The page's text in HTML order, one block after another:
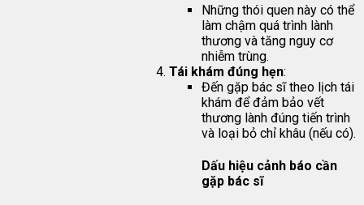
Những thói quen này có thể
làm chậm quá trình lành
thương và tăng nguy cơ
nhiễm trùng.
Tái khám đúng hẹn:
Đến gặp bác sĩ theo lịch tái
khám để đảm bảo vết
thương lành đúng tiến trình
và loại bỏ chỉ khâu (nếu có).
Dấu hiệu cảnh báo cần
gặp bác sĩ